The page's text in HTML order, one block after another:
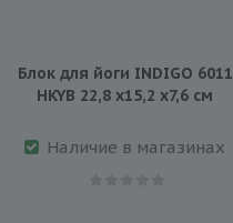
Блок для йоги INDIGO 6011
HKYB 22,8 х15,2 х7,6 см
Наличие в магазинах